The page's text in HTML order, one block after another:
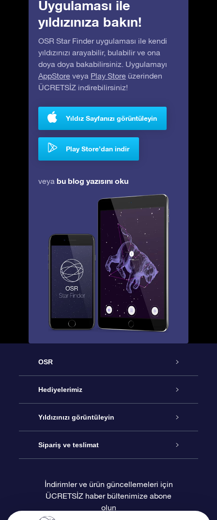
Uygulaması ile
yıldızınıza bakın!
OSR Star Finder uygulaması ile kendi
yıldızınızı arayabilir, bulabilir ve ona
doya doya bakabilirsiniz. Uygulamayı
AppStore veya Play Store üzerinden
ÜCRETSİZ indirebilirsiniz!
Yıldız Sayfanızı görüntüleyin
Play Store’dan indir
veya bu blog yazısını oku
OSR
Hizmet
İletişim
Blogu
Değerlendirmeler
Hediyelerimiz
Çevrimiçi Yıldız Hediyesi
OSR Hediye Paketi
OSR Hediye Kartı
Yıldızınızı görüntüleyin
Star Register
Kişiselleştirilmiş Yıldız Sayfası
Sipariş ve teslimat
Ödeme bilgileri
İndirimler ve ürün güncellemeleri için
ÜCRETSİZ haber bültenimize abone
olun